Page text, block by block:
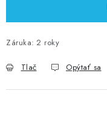
Záruka: 2 roky
Tlač Opýtať sa